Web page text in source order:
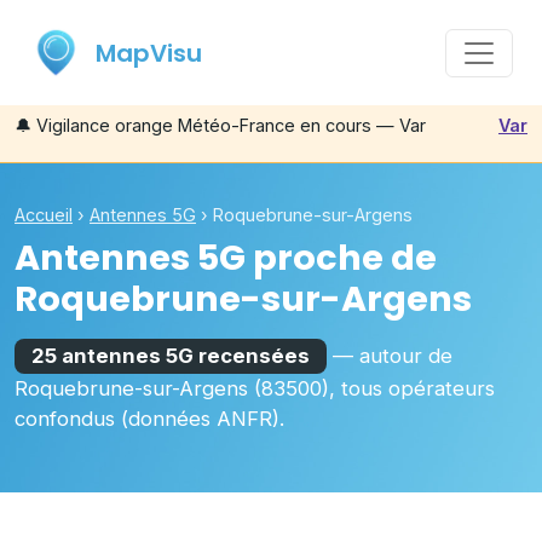
MapVisu
🔔 Vigilance orange Météo-France en cours — Var Var
Accueil › Antennes 5G › Roquebrune-sur-Argens
Antennes 5G proche de
Roquebrune-sur-Argens
25 antennes 5G recensées
— autour de
Roquebrune-sur-Argens (83500), tous opérateurs
confondus (données ANFR).